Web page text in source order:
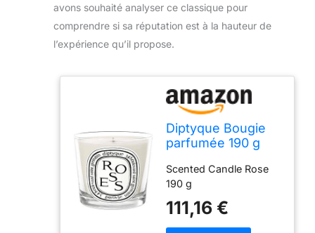
avons souhaité analyser ce classique pour
comprendre si sa réputation est à la hauteur de
l’expérience qu’il propose.
Diptyque Bougie
parfumée 190 g
Scented Candle Rose
190 g
111,16 €